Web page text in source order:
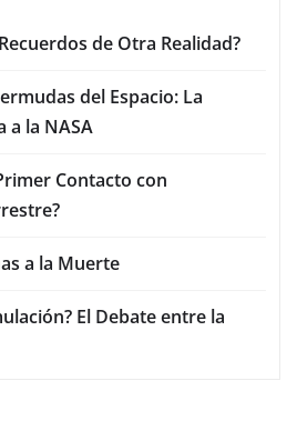
de Otra Realidad?
del Espacio: La
a la NASA
Contacto con
a la Muerte
El Debate entre la